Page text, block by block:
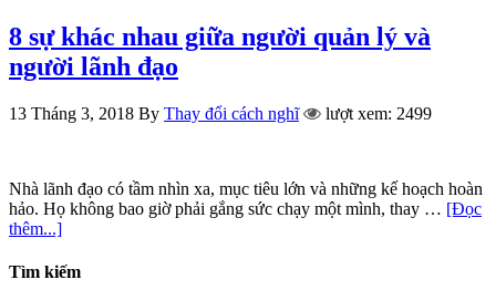
8 sự khác nhau giữa người quản lý và
người lãnh đạo
13 Tháng 3, 2018 By Thay đổi cách nghĩ lượt xem: 2499
Nhà lãnh đạo có tầm nhìn xa, mục tiêu lớn và những kế hoạch hoàn
hảo. Họ không bao giờ phải gắng sức chạy một mình, thay … [Đọc
thêm...]
Tìm kiếm